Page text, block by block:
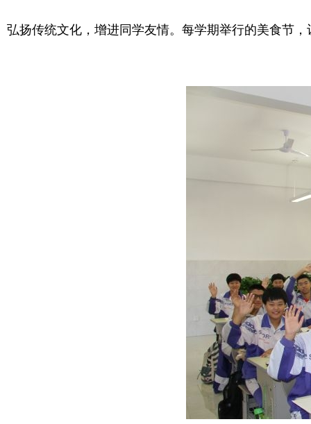
弘扬传统文化，增进同学友情。每学期举行的美食节